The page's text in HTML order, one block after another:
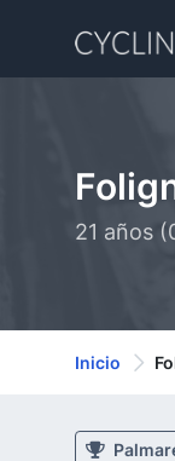
21 años
Inicio